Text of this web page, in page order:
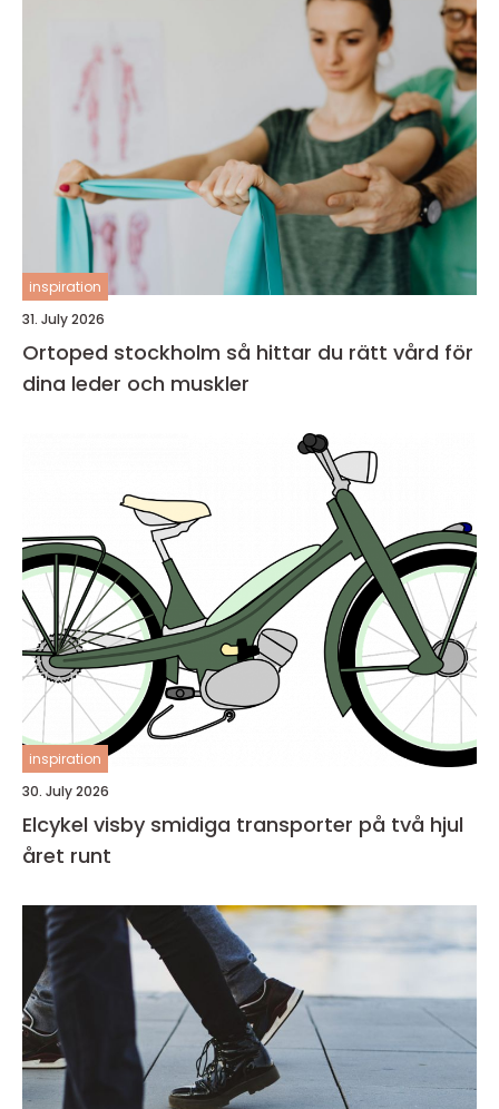
inspiration
31. July 2026
Ortoped stockholm så hittar du rätt vård för
dina leder och muskler
inspiration
30. July 2026
Elcykel visby smidiga transporter på två hjul
året runt